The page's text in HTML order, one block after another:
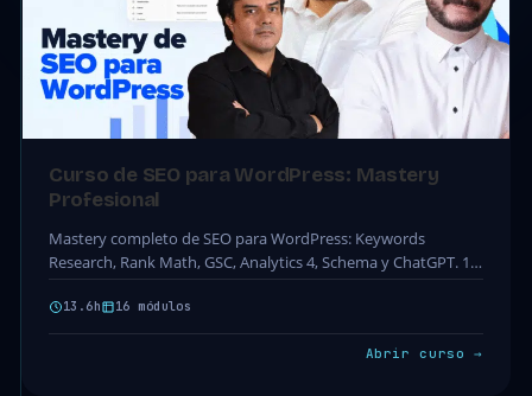
Curso de SEO para WordPress: Mastery
Profesional
Mastery completo de SEO para WordPress: Keywords
Research, Rank Math, GSC, Analytics 4, Schema y ChatGPT. 16
módulos · 142 clases · 13.6h. Acceso…
13.6h 16 módulos
Abrir curso →